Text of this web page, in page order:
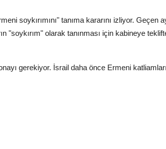
soykırımını" tanıma kararını izliyor. Geçen
"soykırım" olarak tanınması için kabineye
gerekiyor. İsrail daha önce Ermeni